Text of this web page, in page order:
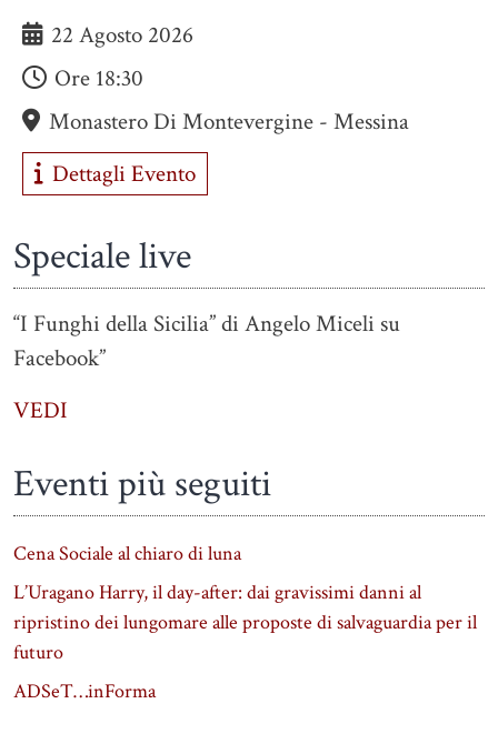
22 Agosto 2026
Ore 18:30
Monastero Di Montevergine - Messina
Dettagli Evento
Speciale live
“I Funghi della Sicilia” di Angelo Miceli su
Facebook”
VEDI
Eventi più seguiti
Cena Sociale al chiaro di luna
L’Uragano Harry, il day-after: dai gravissimi danni al
ripristino dei lungomare alle proposte di salvaguardia per il
futuro
ADSeT…inForma